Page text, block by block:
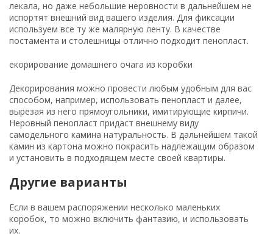
лекала, но даже небольшие неровности в дальнейшем не
испортят внешний вид вашего изделия. Для фиксации
используем все ту же малярную ленту. В качестве
постамента и столешницы отлично подходит пенопласт.
екорирование домашнего очага из коробки
Декорирования можно провести любым удобным для вас
способом, например, использовать пенопласт и далее,
вырезая из него прямоугольники, имитирующие кирпичи.
Неровный пенопласт придаст внешнему виду
самодельного камина натуральность. В дальнейшем такой
камин из картона можно покрасить надлежащим образом
и установить в подходящем месте своей квартиры.
Другие варианты
Если в вашем распоряжении несколько маленьких
коробок, то можно включить фантазию, и использовать
их.